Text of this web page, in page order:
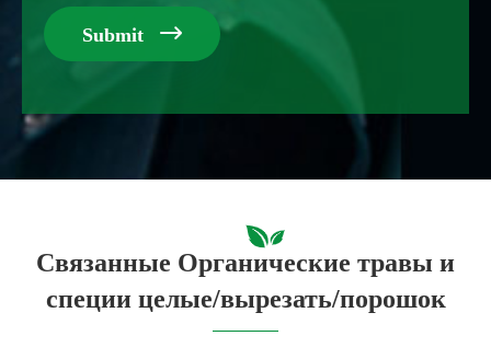
Submit 
Связанные Органические травы и
специи целые/вырезать/порошок